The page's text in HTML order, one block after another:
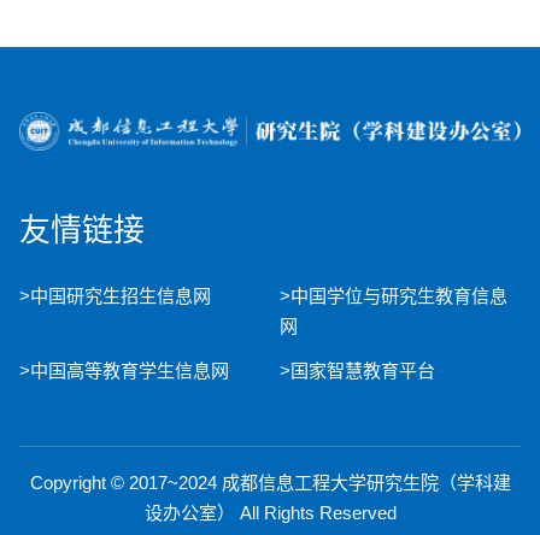
友情链接
>中国研究生招生信息网
>中国学位与研究生教育信息
网
>中国高等教育学生信息网 >国家智慧教育平台
Copyright © 2017~2024 成都信息工程大学研究生院（学科建
设办公室） All Rights Reserved